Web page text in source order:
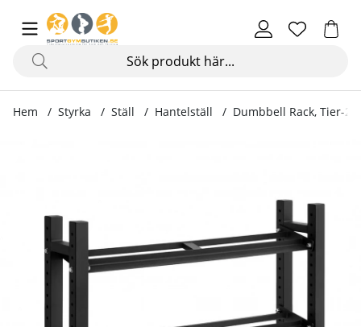
Hem Styrka Ställ Hantelställ Dumbbell Rack, Tier-2